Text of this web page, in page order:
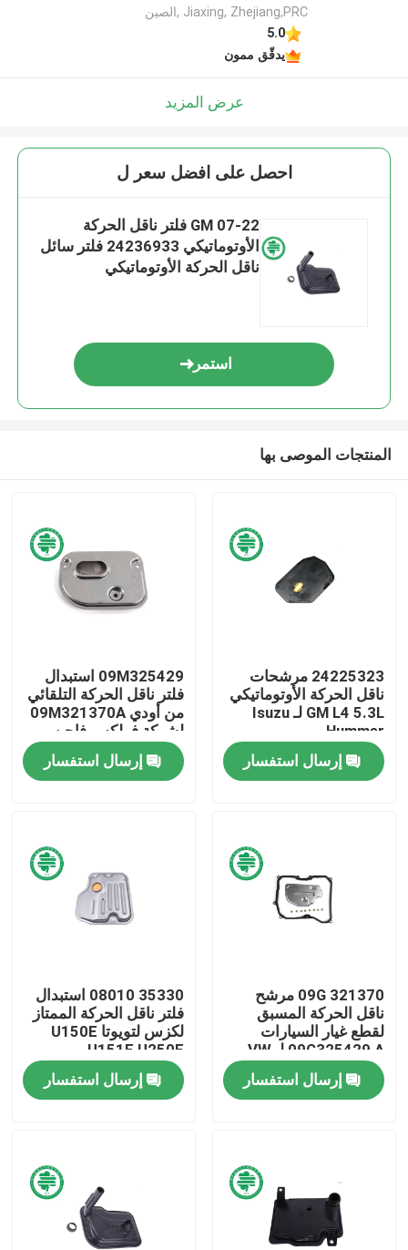
مسكن
منتجات
معلومات عنا
مراقبة الجودة
اتصل بنا
مرشحات هواء محرك السيارات
فلاتر هواء كابينة السيارات
Jiaxing, Zhejiang,PRC ,الصين
5.0
يدقّق ممون
عرض المزيد
احصل على افضل سعر ل
GM 07-22 فلتر ناقل الحركة
الأوتوماتيكي 24236933 فلتر سائل
ناقل الحركة الأوتوماتيكي
استمر
المنتجات الموصى بها
24225323 مرشحات
ناقل الحركة الأوتوماتيكي
GM L4 5.3L لـ Isuzu
Hummer
إرسال استفسار
09M325429 استبدال
فلتر ناقل الحركة التلقائي
من أودي 09M321370A
لشركة فولكس فاجن
إرسال استفسار
09G 321370 مرشح
ناقل الحركة المسبق
لقطع غيار السيارات
09G325429 A لـ VW
Seat Audi
إرسال استفسار
35330 08010 استبدال
فلتر ناقل الحركة الممتاز
لكزس لتويوتا U150E
U151E U250E
إرسال استفسار